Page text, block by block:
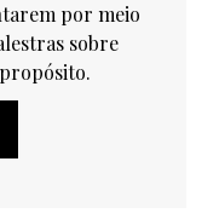
por meio
sobre